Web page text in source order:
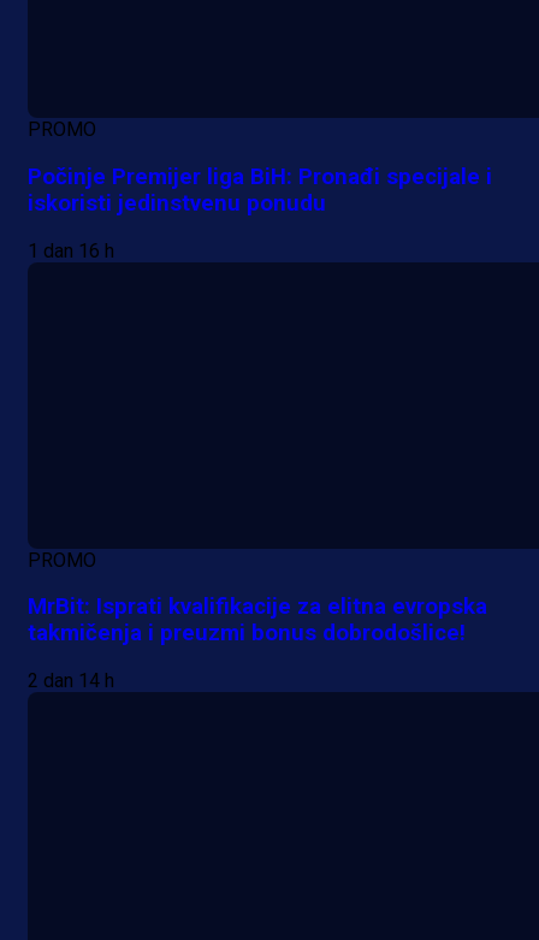
PROMO
Počinje Premijer liga BiH: Pronađi specijale i
iskoristi jedinstvenu ponudu
1 dan 16 h
PROMO
MrBit: Isprati kvalifikacije za elitna evropska
takmičenja i preuzmi bonus dobrodošlice!
2 dan 14 h